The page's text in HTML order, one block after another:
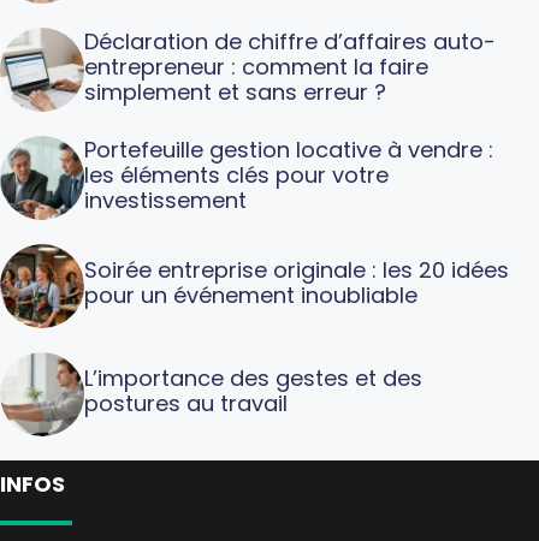
Déclaration de chiffre d’affaires auto-
entrepreneur : comment la faire
simplement et sans erreur ?
Portefeuille gestion locative à vendre :
les éléments clés pour votre
investissement
Soirée entreprise originale : les 20 idées
pour un événement inoubliable
L’importance des gestes et des
postures au travail
INFOS